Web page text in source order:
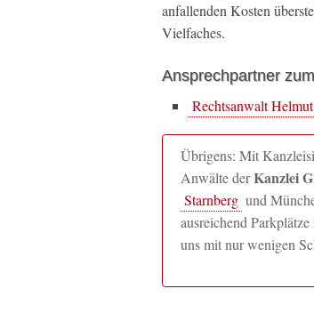
anfallenden Kosten
Vielfaches.
Ansprechpartner
Rechtsanwalt
Übrigens: Mit
Anwälte derKanzlei
Starnberg und
ausreichend
uns mit nur wenigen